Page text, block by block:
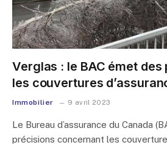
Verglas : le BAC émet
les couvertures
Immobilier 9 avril 2023
Le Bureau d’assurance du Canada
précisions concernant les